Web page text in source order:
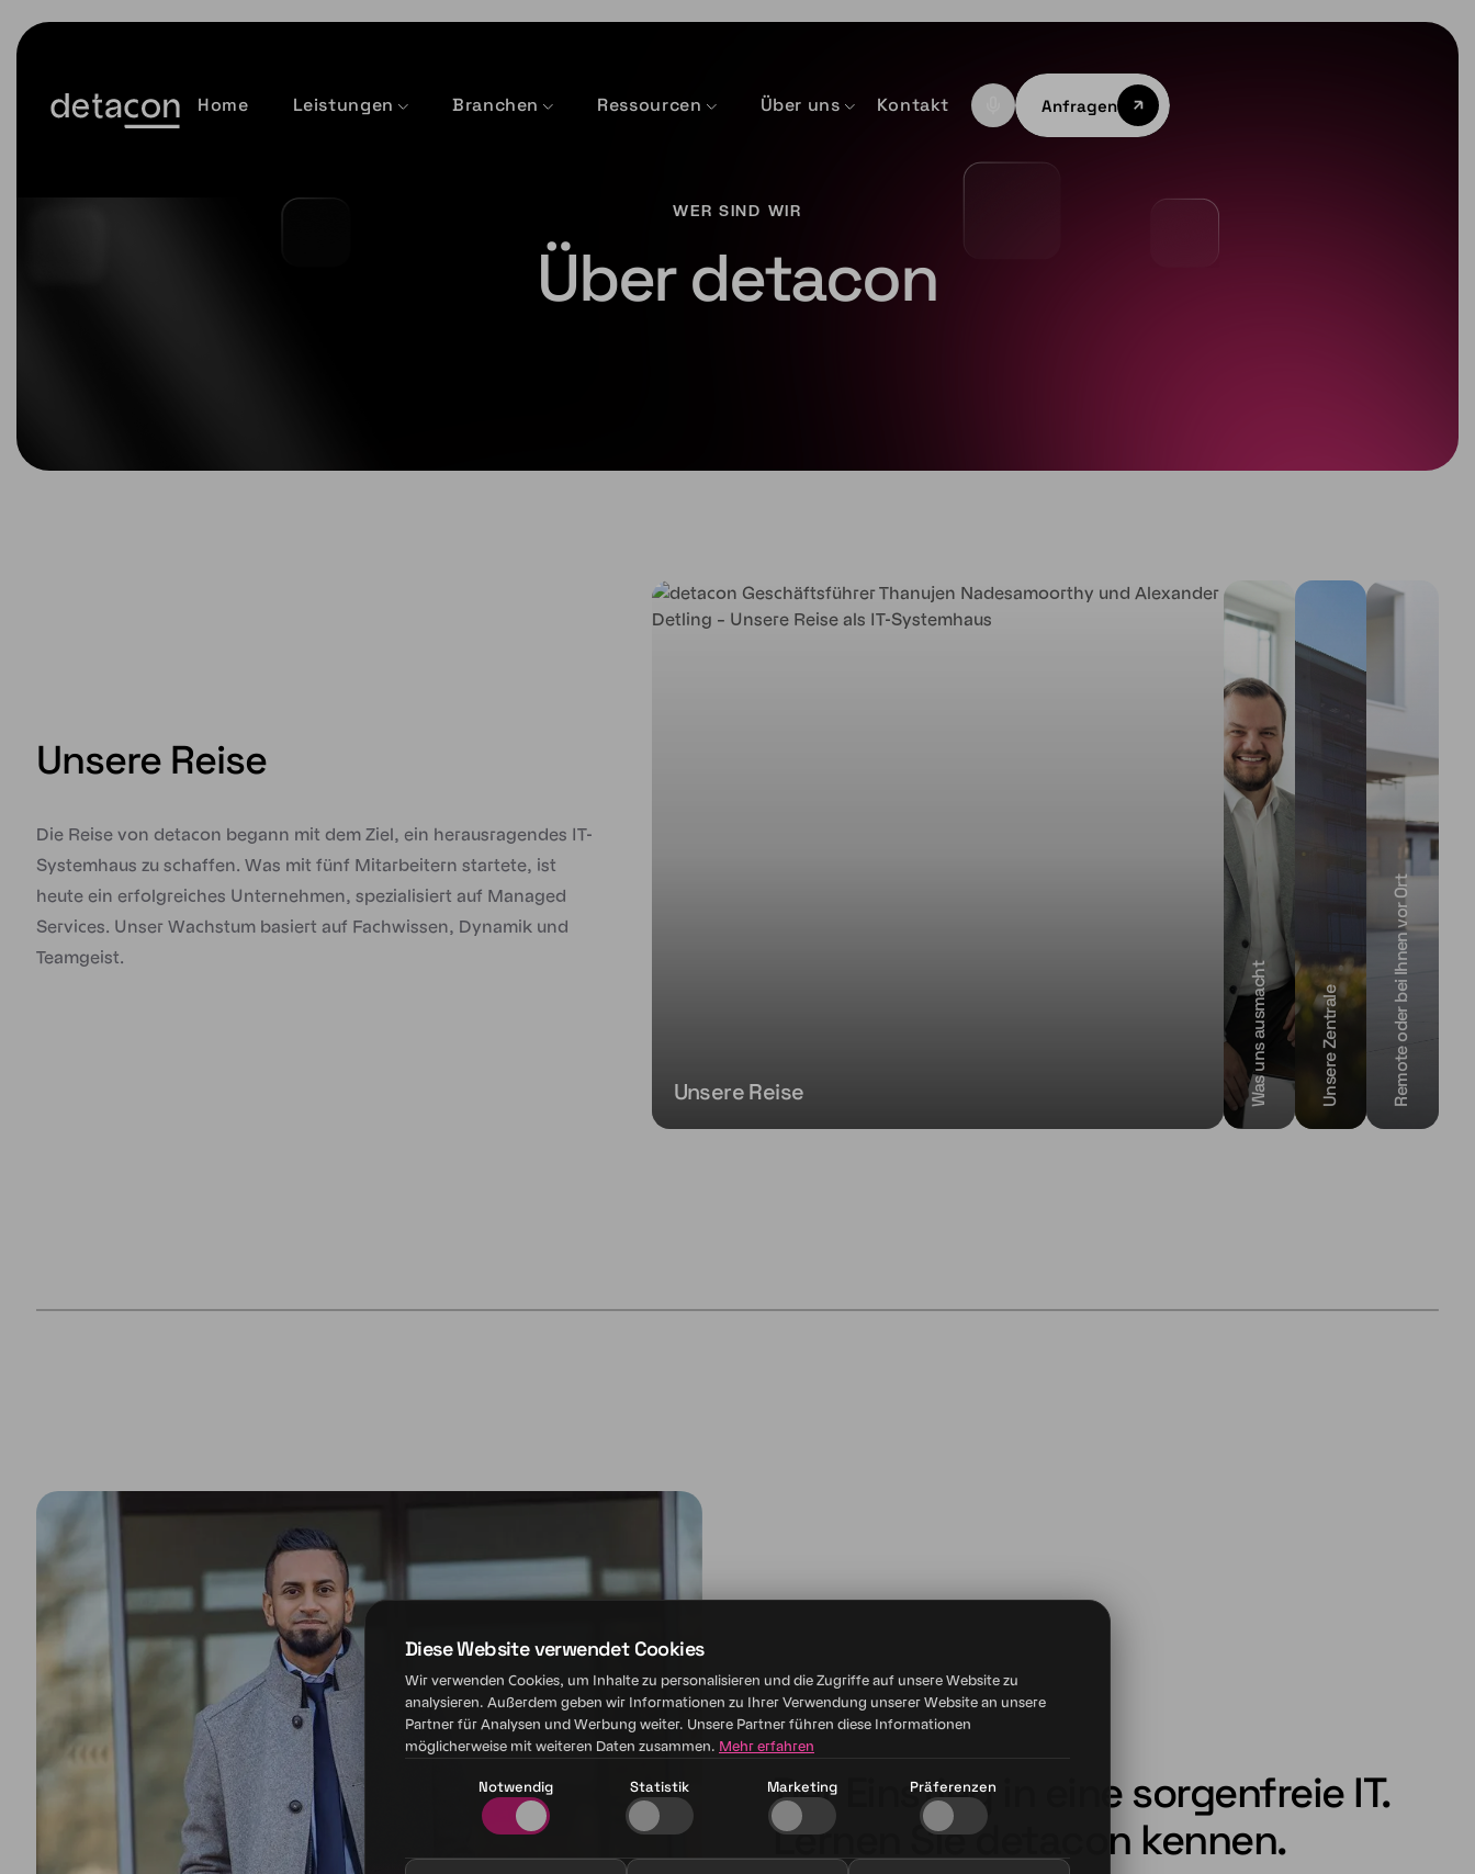
Diese Website verwendet Cookies
Wir verwenden Cookies, um Inhalte zu personalisieren und die Zugriffe auf unsere Website zu
analysieren. Außerdem geben wir Informationen zu Ihrer Verwendung unserer Website an unsere
Partner für Analysen und Werbung weiter. Unsere Partner führen diese Informationen
möglicherweise mit weiteren Daten zusammen. Mehr erfahren
Notwendig Statistik Marketing Präferenzen
Home Leistungen Branchen Ressourcen Über uns Kontakt Anfragen
WER SIND WIR
Über detacon
Unsere Reise
Die Reise von detacon begann mit dem Ziel, ein herausragendes IT-
Systemhaus zu schaffen. Was mit fünf Mitarbeitern startete, ist
heute ein erfolgreiches Unternehmen, spezialisiert auf Managed
Services. Unser Wachstum basiert auf Fachwissen, Dynamik und
Teamgeist.
Unsere Reise Was uns ausmacht Unsere Zentrale Remote oder bei Ihnen vor Ort
Der Einstieg in eine sorgenfreie IT.
Lernen Sie detacon kennen.